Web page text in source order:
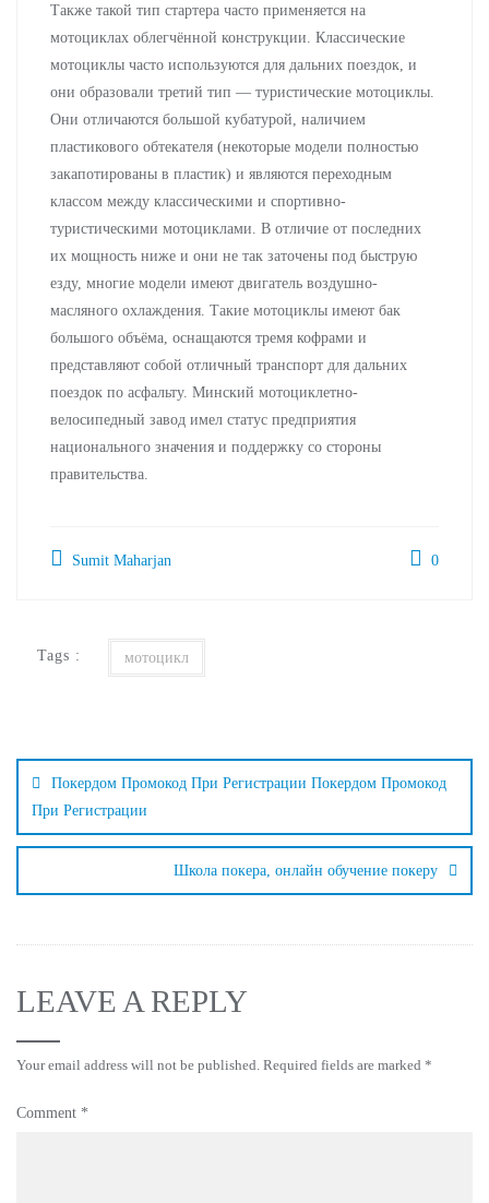
Также такой тип стартера часто применяется на
мотоциклах облегчённой конструкции. Классические
мотоциклы часто используются для дальних поездок, и
они образовали третий тип — туристические мотоциклы.
Они отличаются большой кубатурой, наличием
пластикового обтекателя (некоторые модели полностью
закапотированы в пластик) и являются переходным
классом между классическими и спортивно-
туристическими мотоциклами. В отличие от последних
их мощность ниже и они не так заточены под быструю
езду, многие модели имеют двигатель воздушно-
масляного охлаждения. Такие мотоциклы имеют бак
большого объёма, оснащаются тремя кофрами и
представляют собой отличный транспорт для дальних
поездок по асфальту. Минский мотоциклетно-
велосипедный завод имел статус предприятия
национального значения и поддержку со стороны
правительства.
Sumit Maharjan 0
Tags : мотоцикл
Покердом Промокод При Регистрации Покердом Промокод
При Регистрации
Школа покера, онлайн обучение покеру
LEAVE A REPLY
Your email address will not be published. Required fields are marked *
Comment *